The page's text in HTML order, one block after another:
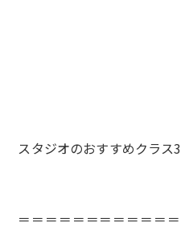
スタジオのおすすめクラス
＝＝＝＝＝＝＝＝＝＝＝